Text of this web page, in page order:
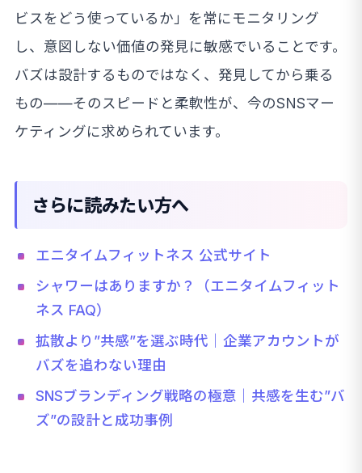
ビスをどう使っているか」を常にモニタリング
し、意図しない価値の発見に敏感でいることです。
バズは設計するものではなく、発見してから乗る
もの——そのスピードと柔軟性が、今のSNSマー
ケティングに求められています。
さらに読みたい方へ
エニタイムフィットネス 公式サイト
シャワーはありますか？（エニタイムフィット
ネス FAQ）
拡散より”共感”を選ぶ時代｜企業アカウントが
バズを追わない理由
SNSブランディング戦略の極意｜共感を生む”バ
ズ”の設計と成功事例